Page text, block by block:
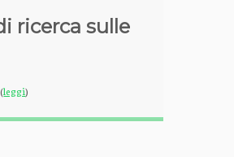
ricerca sulle
leggi)